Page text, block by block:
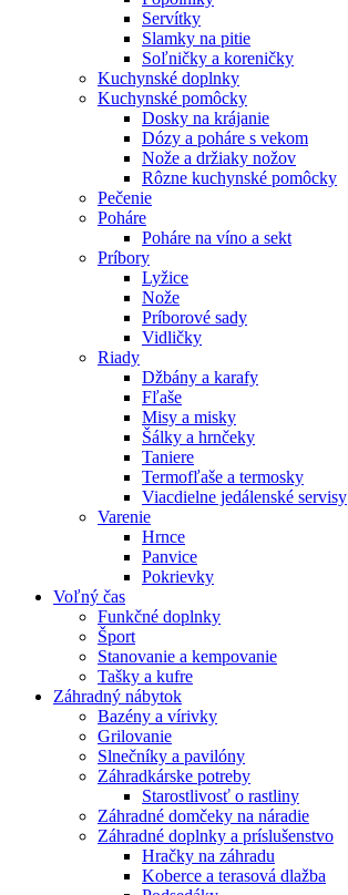
Servítky
Slamky na pitie
Soľničky a koreničky
Kuchynské doplnky
Kuchynské pomôcky
Dosky na krájanie
Dózy a poháre s vekom
Nože a držiaky nožov
Rôzne kuchynské pomôcky
Pečenie
Poháre
Poháre na víno a sekt
Príbory
Lyžice
Nože
Príborové sady
Vidličky
Riady
Džbány a karafy
Fľaše
Misy a misky
Šálky a hrnčeky
Taniere
Termofľaše a termosky
Viacdielne jedálenské servisy
Varenie
Hrnce
Panvice
Pokrievky
Voľný čas
Funkčné doplnky
Šport
Stanovanie a kempovanie
Tašky a kufre
Záhradný nábytok
Bazény a vírivky
Grilovanie
Slnečníky a pavilóny
Záhradkárske potreby
Starostlivosť o rastliny
Záhradné domčeky na náradie
Záhradné doplnky a príslušenstvo
Hračky na záhradu
Koberce a terasová dlažba